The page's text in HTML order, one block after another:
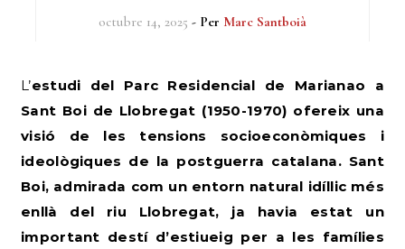
octubre 14, 2025 - Per Marc Santboià
L’estudi del Parc Residencial de Marianao a
Sant Boi de Llobregat (1950-1970) ofereix una
visió de les tensions socioeconòmiques i
ideològiques de la postguerra catalana. Sant
Boi, admirada com un entorn natural idíl·lic més
enllà del riu Llobregat, ja havia estat un
important destí d’estiueig per a les famílies